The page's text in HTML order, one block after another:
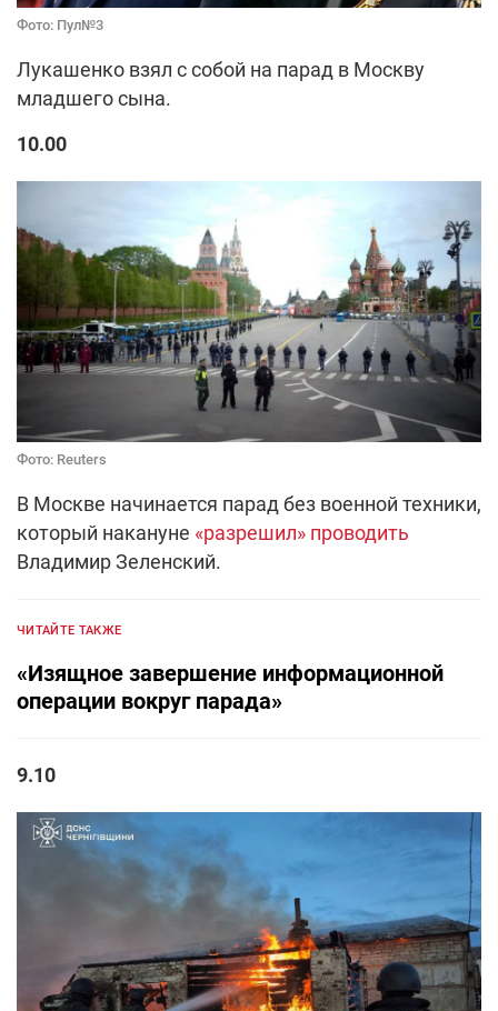
Фото: Пул№3
Лукашенко взял с собой на парад в Москву
младшего сына.
10.00
Фото: Reuters
В Москве начинается парад без военной техники,
который накануне «разрешил» проводить
Владимир Зеленский.
ЧИТАЙТЕ ТАКЖЕ
«Изящное завершение информационной
операции вокруг парада»
9.10